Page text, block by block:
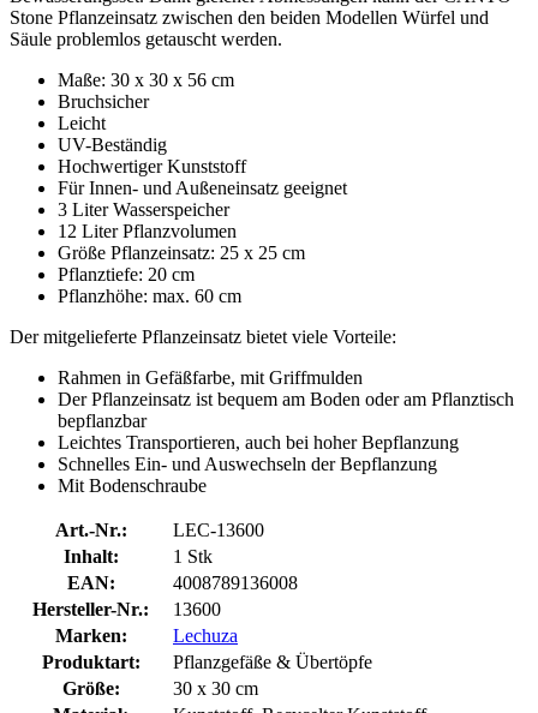
Stone Pflanzeinsatz zwischen den beiden Modellen Würfel und
Säule problemlos getauscht werden.
Maße: 30 x 30 x 56 cm
Bruchsicher
Leicht
UV-Beständig
Hochwertiger Kunststoff
Für Innen- und Außeneinsatz geeignet
3 Liter Wasserspeicher
12 Liter Pflanzvolumen
Größe Pflanzeinsatz: 25 x 25 cm
Pflanztiefe: 20 cm
Pflanzhöhe: max. 60 cm
Der mitgelieferte Pflanzeinsatz bietet viele Vorteile:
Rahmen in Gefäßfarbe, mit Griffmulden
Der Pflanzeinsatz ist bequem am Boden oder am Pflanztisch
bepflanzbar
Leichtes Transportieren, auch bei hoher Bepflanzung
Schnelles Ein- und Auswechseln der Bepflanzung
Mit Bodenschraube
Art.-Nr.:
LEC-13600
Inhalt:
1 Stk
EAN:
4008789136008
Hersteller-Nr.:
13600
Marken:
Lechuza
Produktart:
Pflanzgefäße & Übertöpfe
Größe:
30 x 30 cm